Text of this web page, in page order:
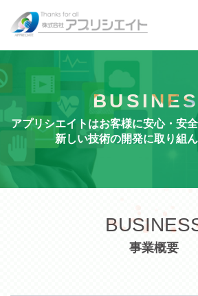
アプリシエイトはお客様に安心・安
新しい技術の開発に取り組
事業概要